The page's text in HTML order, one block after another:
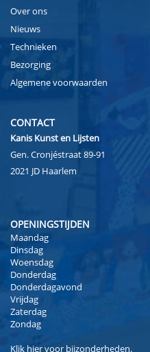
Over ons
Nieuws
Technieken
Bezorging
Algemene voorwaarden
CONTACT
Kanis Kunst en Lijsten
Gen. Cronjéstraat 89-91
2021 JD Haarlem
OPENINGSTIJDEN
Maandag
Dinsdag
Woensdag
Donderdag
Donderdagavond
Vrijdag
Zaterdag
Zondag
Klik hiervoor bijzonderheden.